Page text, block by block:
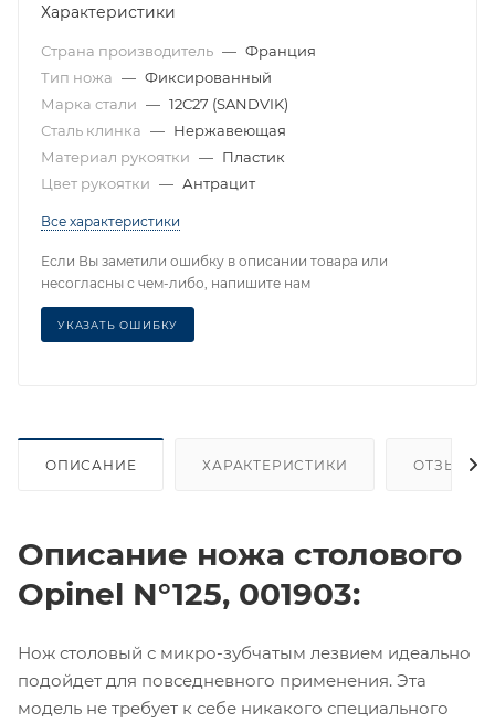
Характеристики
Страна производитель — Франция
Тип ножа — Фиксированный
Марка стали — 12C27 (SANDVIK)
Сталь клинка — Нержавеющая
Материал рукоятки — Пластик
Цвет рукоятки — Антрацит
Все характеристики
Если Вы заметили ошибку в описании товара или
несогласны с чем-либо, напишите нам
УКАЗАТЬ ОШИБКУ
ОПИСАНИЕ ХАРАКТЕРИСТИКИ ОТЗЫВЫ
Описание ножа столового
Opinel N°125, 001903:
Нож столовый с микро-зубчатым лезвием идеально
подойдет для повседневного применения. Эта
модель не требует к себе никакого специального